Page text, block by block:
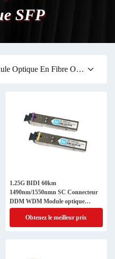
SFP
1.25G Transcepteur De Module Optique En Fibre Optique SFP
1.25G BIDI 60km
1490nm/1550nmn SC Connecteur
DDM WDM Module optique
simplex Émetteur-récepteur Module
SFP Type de fibre SMF
Obtenez le meilleur prix